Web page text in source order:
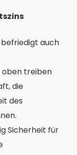
befriedigt auch
oben treiben
die
des
Sicherheit für